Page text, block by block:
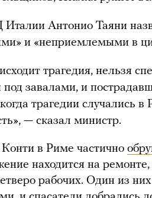
Антонио Таяни
и «неприемлемыми в
трагедия, нельзя
под завалами, и
трагедии случались
— сказал министр.
в Риме частично
находится на
рабочих. Один из